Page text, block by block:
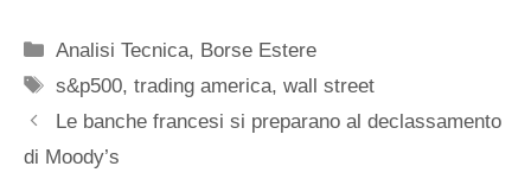
Categorie
Analisi Tecnica, Borse Estere
Tag
s&p500,trading america,wall street
Le banche francesi si preparano al declassamento
di Moody’s